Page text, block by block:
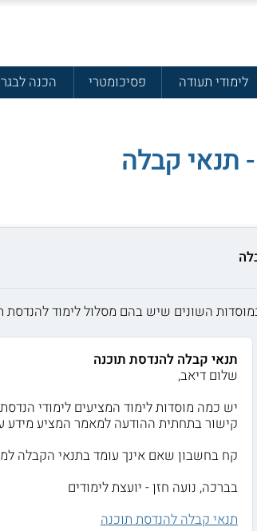
לימודי תעודה פסיכומטרי הכנה
תנאי קבלה
השונים שיש בהם מסלול לימוד להנדסת
תנאי קבלה להנדסת תוכנה
שלום דיאב,
יש כמה מוסדות לימוד המציעים לימודי
קישור בתחתית ההודעה למאמר המציע מידע
קח בחשבון שאם אינך עומד בתנאי הקבלה
בברכה, נועה חזן - יועצת לימודים
תנאי קבלה להנדסת תוכנה